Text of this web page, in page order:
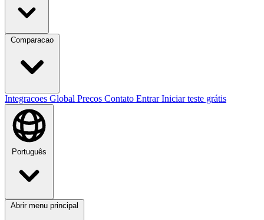
Comparacao
Integracoes Global Precos Contato EntrarIniciar teste grátis
Português
Abrir menu principal